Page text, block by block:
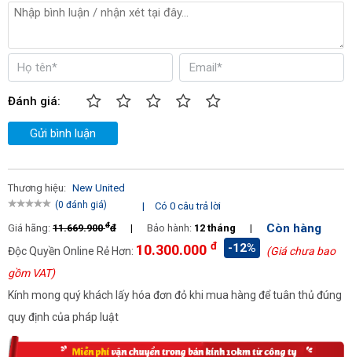
Tự khởi động và dừng khi huỷCó
Chức năng trả ngược khi kẹt
giấy
Có
Thời gian hủy liên tục(phút)
Bảo hành (tháng)
Khả năng kéo thùng chứa ra
Tốc độ cắt (s/tờ) 6
Kích thước huỷ (mm)
Đánh giá:
Gửi bình luận
Thương hiệu: New United
(0 đánh giá) |
Có 0 câu trả lời
Giá hãng: 11.669.900đđ | Bảo hành: 12 tháng | Còn hàng
Độc Quyền Online Rẻ Hơn: 10.300.000 đ -12%
(Giá chưa bao
gồm VAT)
Kính mong quý khách lấy hóa đơn đỏ khi mua hàng để tuân thủ đúng
quy định của pháp luật